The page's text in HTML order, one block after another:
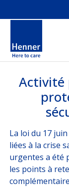
QUI SOMMES-
EXPERTISES
MÉTIERS
CLIENTSFRANCE
CLIENTS
Activité
La loi du 17
liées à la crise
urgentes a été
les points à